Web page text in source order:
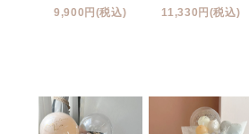
9,900円(税込) 11,330円(税込)